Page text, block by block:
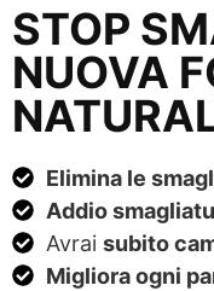
STOP
NUOVA
Elimina le
Addio
Avrai subito
Migliora ogni